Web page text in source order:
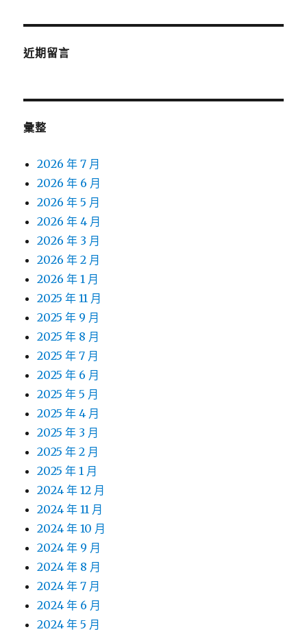
近期留言
彙整
2026 年 7 月
2026 年 6 月
2026 年 5 月
2026 年 4 月
2026 年 3 月
2026 年 2 月
2026 年 1 月
2025 年 11 月
2025 年 9 月
2025 年 8 月
2025 年 7 月
2025 年 6 月
2025 年 5 月
2025 年 4 月
2025 年 3 月
2025 年 2 月
2025 年 1 月
2024 年 12 月
2024 年 11 月
2024 年 10 月
2024 年 9 月
2024 年 8 月
2024 年 7 月
2024 年 6 月
2024 年 5 月